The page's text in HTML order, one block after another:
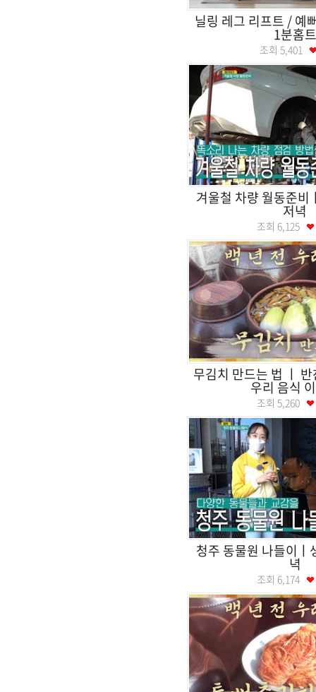
닐링 레그 리프트 / 예
1분홈트
조회 5,401
겨울철 차량 월동준비
저녁
조회 6,125
무김치 만드는 법 ㅣ
우리 음식
조회 5,260
청주 동물원 나들이ㅣ
녁
조회 6,174